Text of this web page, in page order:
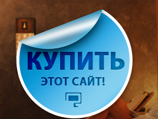
Перейти
содержимому